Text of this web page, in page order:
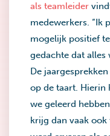
als teamleider
medewerkers. “Ik
mogelijk positief
gedachte dat alles
De
op de taart. Hierin
we geleerd
krijg dan vaak